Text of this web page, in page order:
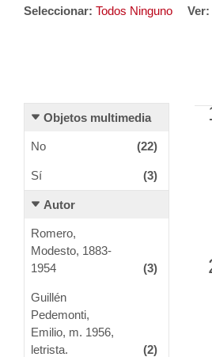
Seleccionar: Todos Ninguno Ver:
Objetos multimedia
No (22)
Sí (3)
Autor
Romero,
Modesto, 1883-
1954
(3)
Guillén
Pedemonti,
Emilio, m. 1956,
letrista.
(2)